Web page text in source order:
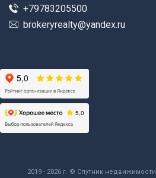
+79783205500
brokeryrealty@yandex.ru
2019 - 2026 г. © Спутник недвижимости